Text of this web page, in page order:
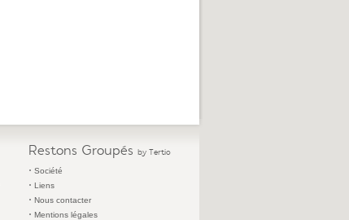
Restons Groupés by Tertio
Société
Liens
Nous contacter
Mentions légales